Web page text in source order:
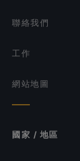
聯絡我們
工作
網站地圖
國家 / 地區